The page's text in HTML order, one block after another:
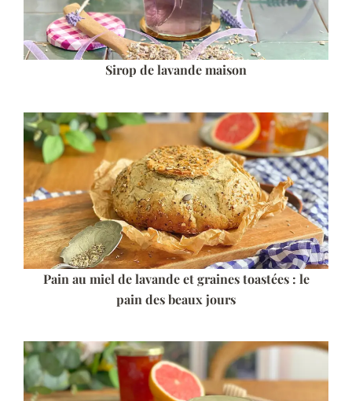
Sirop de lavande maison
Pain au miel de lavande et graines toastées : le
pain des beaux jours